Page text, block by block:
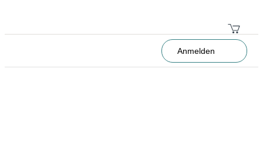
Anmelden